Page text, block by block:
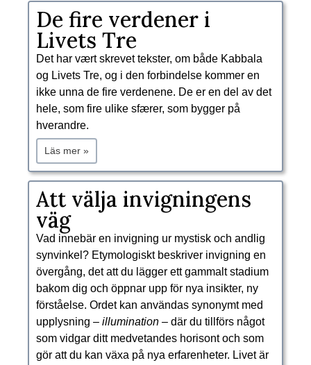
De fire verdener i
Livets Tre
Det har vært skrevet tekster, om både Kabbala
og Livets Tre, og i den forbindelse kommer en
ikke unna de fire verdenene. De er en del av det
hele, som fire ulike sfærer, som bygger på
hverandre.
Läs mer »
​Att välja invigningens
väg
Vad innebär en invigning ur mystisk och andlig
synvinkel? Etymologiskt beskriver invigning en
övergång, det att du lägger ett gammalt stadium
bakom dig och öppnar upp för nya insikter, ny
förståelse. Ordet kan användas synonymt med
upplysning – illumination – där du tillförs något
som vidgar ditt medvetandes horisont och som
gör att du kan växa på nya erfarenheter. Livet är